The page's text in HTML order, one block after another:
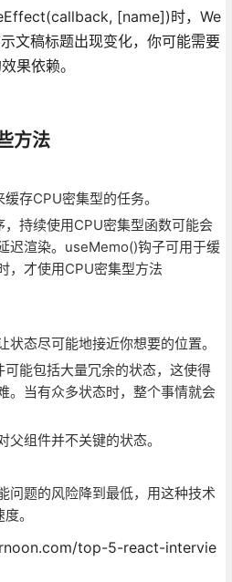
[name])时，We
文稿标题出现变化，你可能需要
果依赖。
方法
存CPU密集型的任务。
持续使用CPU密集型函数可能会
迟渲染。useMemo()钩子可用于缓
，才使用CPU密集型方法
状态尽可能地接近你想要的位置。
能包括大量冗余的状态，这使得
。当有众多状态时，整个事情就会
组件并不关键的状态。
问题的风险降到最低，用这种技术
。
top-5-react-intervie